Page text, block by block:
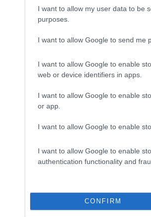
I want to allow my user data to be
purposes.
I want to allow Google to send me
I want to allow Google to enable
web or device identifiers in apps.
I want to allow Google to enable
or app.
I want to allow Google to enable
I want to allow Google to enable
authentication functionality and
CONFIRM